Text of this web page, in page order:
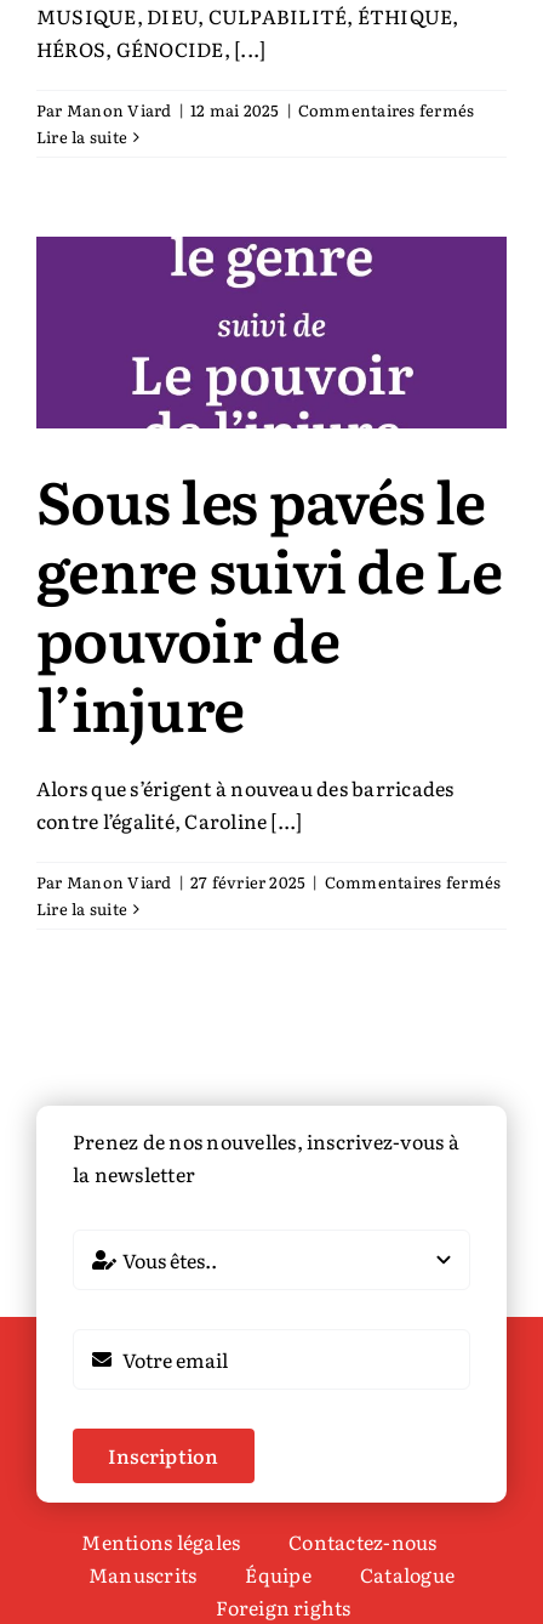
MUSIQUE, DIEU, CULPABILITÉ, ÉTHIQUE,
HÉROS, GÉNOCIDE, [...]
Par Manon Viard | 12 mai 2025 | Commentaires ferméssur
mot
Lire la suite
Sous les pavés le
genre suivi de Le
pouvoir de
l’injure
Alors que s’érigent à nouveau des barricades
contre l’égalité, Caroline [...]
Par Manon Viard | 27 février 2025 | Commentaires ferméssur
Lire la suite
Prenez de nos nouvelles, inscrivez-vous à
la newsletter
Inscription
Mentions légales
Contactez-nous
Manuscrits
Équipe
Catalogue
Foreign rights